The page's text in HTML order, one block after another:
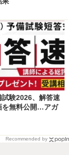
験2026、解答速
を無料公開…アガ
Recommended by